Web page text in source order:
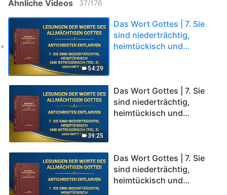
Ähnliche Videos 37/176
54:29
Das Wort Gottes | 7. Sie
sind niederträchtig,
heimtückisch und
39:25
Das Wort Gottes | 7. Sie
sind niederträchtig,
heimtückisch und
Das Wort Gottes | 7. Sie
sind niederträchtig,
heimtückisch und